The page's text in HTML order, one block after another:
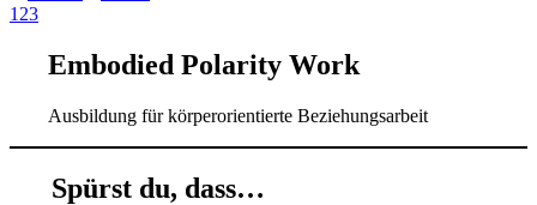
1 23
Embodied Polarity Work
Ausbildung für körperorientierte Beziehungsarbeit
Spürst du, dass…